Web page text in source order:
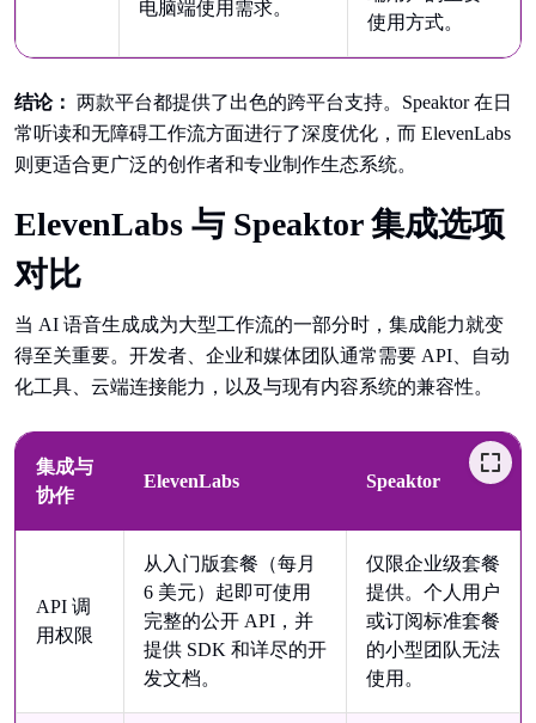
电脑端使用需求。
使用方式。
结论： 两款平台都提供了出色的跨平台支持。Speaktor 在日
常听读和无障碍工作流方面进行了深度优化，而 ElevenLabs
则更适合更广泛的创作者和专业制作生态系统。
ElevenLabs 与 Speaktor 集成选项
对比
当 AI 语音生成成为大型工作流的一部分时，集成能力就变
得至关重要。开发者、企业和媒体团队通常需要 API、自动
化工具、云端连接能力，以及与现有内容系统的兼容性。
集成与
协作
ElevenLabs Speaktor
API 调
用权限
从入门版套餐（每月
6 美元）起即可使用
完整的公开 API，并
提供 SDK 和详尽的开
发文档。
仅限企业级套餐
提供。个人用户
或订阅标准套餐
的小型团队无法
使用。